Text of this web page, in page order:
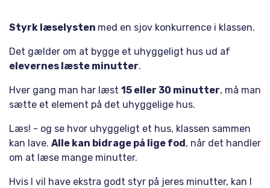
Styrk læselysten med en sjov konkurrence i klassen.
Det gælder om at bygge et uhyggeligt hus ud af
elevernes læste minutter.
Hver gang man har læst 15 eller 30 minutter, må man
sætte et element på det uhyggelige hus.
Læs! - og se hvor uhyggeligt et hus, klassen sammen
kan lave. Alle kan bidrage på lige fod, når det handler
om at læse mange minutter.
Hvis I vil have ekstra godt styr på jeres minutter, kan I